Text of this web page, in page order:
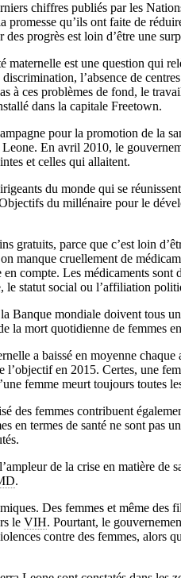
chiffres publiés par les
qu’ils ont faite de
progrès est loin d’être une
maternelle est une question qui
l’absence de
à ces problèmes de fond, le
dans la capitale Freetown.
pour la promotion de la
En avril 2010, le
et celles qui allaitent.
du monde qui se
du millénaire pour le
gratuits, parce que c’est loin
manque cruellement de
compte. Les médicaments sont
le statut social ou l’affiliation
Banque mondiale doivent tous
la mort quotidienne de femmes
a baissé en moyenne
en 2015. Certes, une
femme meurt toujours toutes
des femmes contribuent
en termes de santé ne sont pas
de la crise en matière de
.
Des femmes et même des
le VIH. Pourtant, le
contre des femmes, alors